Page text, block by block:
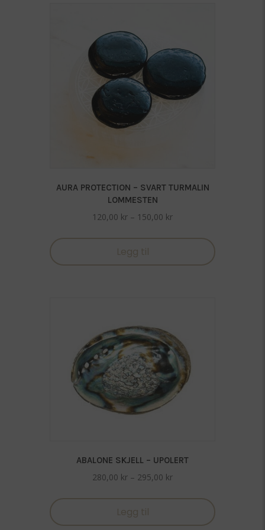
AURA PROTECTION – SVART TURMALIN
LOMMESTEN
120,00 kr – 150,00 krPrisområde:
til
Legg til
ABALONE SKJELL – UPOLERT
280,00 kr – 295,00 krPrisområde:
til
Legg til